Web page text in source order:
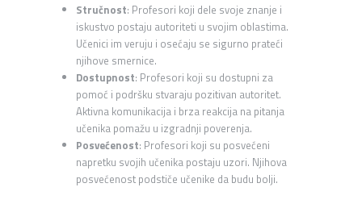
Stručnost: Profesori koji dele svoje znanje i
iskustvo postaju autoriteti u svojim oblastima.
Učenici im veruju i osećaju se sigurno prateći
njihove smernice.
Dostupnost: Profesori koji su dostupni za
pomoć i podršku stvaraju pozitivan autoritet.
Aktivna komunikacija i brza reakcija na pitanja
učenika pomažu u izgradnji poverenja.
Posvećenost: Profesori koji su posvećeni
napretku svojih učenika postaju uzori. Njihova
posvećenost podstiče učenike da budu bolji.